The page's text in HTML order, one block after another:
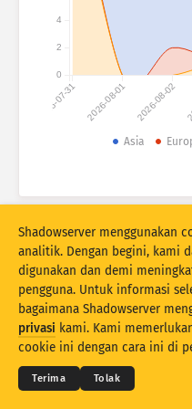
Attack statistics: Devices
Kelompokkan menurut
Otomatis
Perbarui
Unduh sebagai PNG
oleh Connecting Europe Facility Uni
2026-07-31 2026-08-01 2026-08-02
0
2
4
Asia
© 2026 THE
Privasi & Ketentuan
Shadowserver menggunakan
analitik. Dengan begini, kami
digunakan dan demi
pengguna. Untuk informasi
bagaimana Shadowserver
privasi kami. Kami
cookie ini dengan cara ini di
Terima Tolak